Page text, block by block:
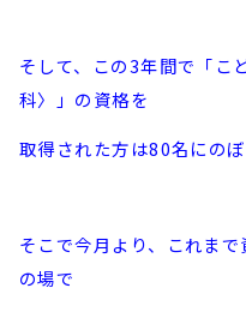
そして、この3年間で「こ
科〉」の資格を
取得された方は80名にのぼ
そこで今月より、これま
の場で